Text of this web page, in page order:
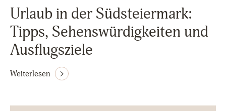
Urlaub in der Südsteiermark:
Tipps, Sehenswürdigkeiten und
Ausflugsziele
Weiterlesen